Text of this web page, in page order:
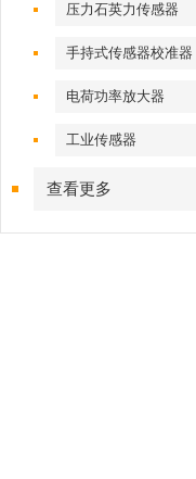
压力石英力传感器
手持式传感器校准器
电荷功率放大器
工业传感器
查看更多